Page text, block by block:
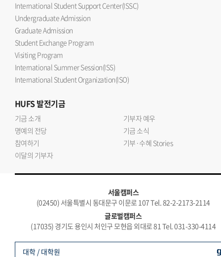
International Student Support Center(ISSC)
Undergraduate Admission
Graduate Admission
Student Exchange Program
Visiting Program
International Summer Session(ISS)
International Student Organization(ISO)
HUFS발전기금
기금 소개
기부자 예우
명예의 전당
기금 소식
참여하기
기부·수혜 Stories
이달의 기부자
서울캠퍼스
(02450) 서울특별시 동대문구 이문로 107 Tel. 82-2-2173-2114
글로벌캠퍼스
(17035) 경기도 용인시 처인구 모현읍 외대로 81 Tel. 031-330-4114
대학 / 대학원